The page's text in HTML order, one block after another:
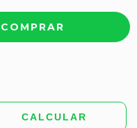
CALCULAR